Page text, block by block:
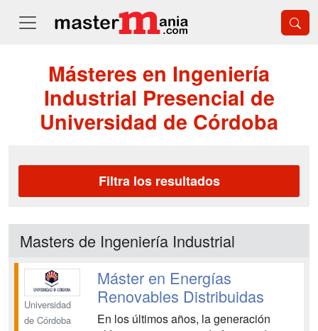
Másteres en Ingeniería
Industrial Presencial de
Universidad de Córdoba
Filtra los resultados
Masters de Ingeniería Industrial
Universidad
de Córdoba
Máster en Energías
Renovables Distribuidas
En los últimos años, la generación